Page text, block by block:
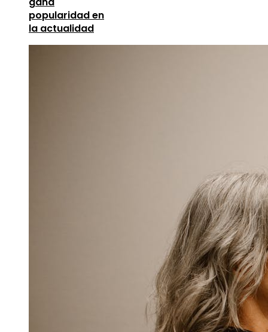
popularidad en
la actualidad